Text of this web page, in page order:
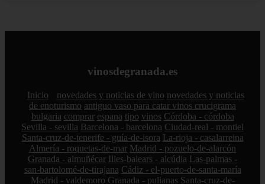
vinosdegranada.es
Inicio novedades y noticias de vino novedades y noticias
de enoturismo antiguo vaso para catar vinos crucigrama
bulgaria comprar espana tipo vinos Córdoba - córdoba
Sevilla - sevilla Barcelona - barcelona Ciudad-real - montiel
Santa-cruz-de-tenerife - guía-de-isora La-rioja - casalarreina
Almería - roquetas-de-mar Madrid - pozuelo-de-alarcón
Granada - almuñécar Illes-balears - alcúdia Las-palmas -
san-bartolomé-de-tirajana Cádiz - el-puerto-de-santa-maría
Madrid - valdemoro Granada - pulianas Santa-cruz-de-